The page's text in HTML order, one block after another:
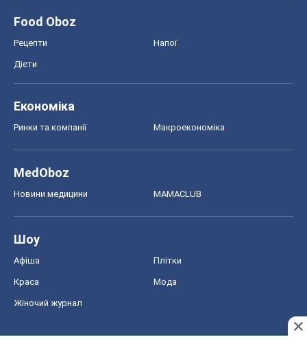
Food Oboz
Рецепти Напої
Дієти
Економіка
Ринки та компанії Макроекономіка
MedOboz
Новини медицини MAMACLUB
Шоу
Афіша Плітки
Краса Мода
Жіночий журнал